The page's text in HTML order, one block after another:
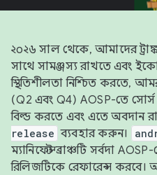
২০২৬ সাল থেকে, আমাদের
সাথে সামঞ্জস্য রাখতে এবং
স্থিতিশীলতা নিশ্চিত করতে,
(Q2 এবং Q4) AOSP-তে
বিল্ড করতে এবং এতে অবদান
release ব্যবহার করুন।
ম্যানিফেস্ট ব্রাঞ্চটি সর্বদা
রিলিজটিকে রেফারেন্স